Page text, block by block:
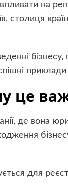
на
столиця
бізнесу,
це
де вона
для